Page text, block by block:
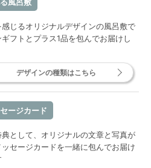
感じるオリジナルデザインの風呂敷で
ギフトとプラス1品を包んでお届けし
デザインの種類はこちら
ージカード
典として、オリジナルの文章と写真が
ッセージカードを一緒に包んでお届け